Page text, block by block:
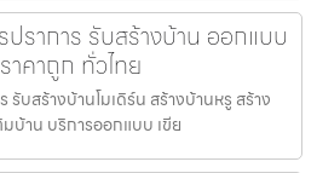
ปราการ รับสร้างบ้าน ออกแบบ
าคาถูก ทั่วไทย
รับสร้างบ้านโมเดิร์น สร้างบ้านหรู สร้าง
บ้าน บริการออกแบบ เขีย